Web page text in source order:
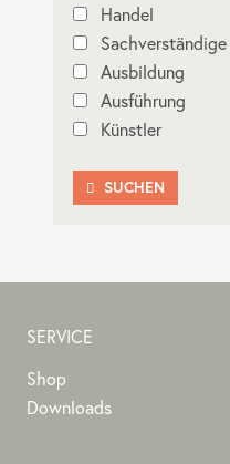
Handel
Sachverständige
Ausbildung
Ausführung
Künstler
 SUCHEN
SERVICE
Shop
Downloads